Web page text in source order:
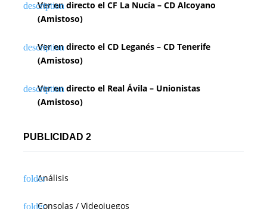
Ver en directo el CF La Nucía – CD Alcoyano
(Amistoso)
Ver en directo el CD Leganés – CD Tenerife
(Amistoso)
Ver en directo el Real Ávila – Unionistas
(Amistoso)
PUBLICIDAD 2
Análisis
Consolas / Videojuegos